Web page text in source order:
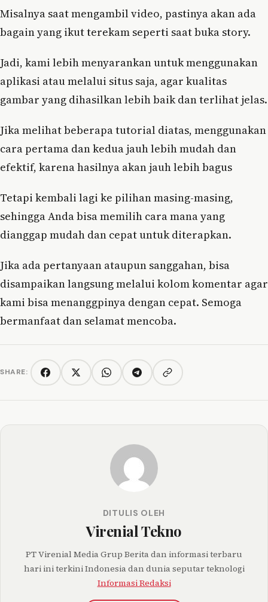
Misalnya saat mengambil video, pastinya akan ada
bagain yang ikut terekam seperti saat buka story.
Jadi, kami lebih menyarankan untuk menggunakan
aplikasi atau melalui situs saja, agar kualitas
gambar yang dihasilkan lebih baik dan terlihat jelas.
Jika melihat beberapa tutorial diatas, menggunakan
cara pertama dan kedua jauh lebih mudah dan
efektif, karena hasilnya akan jauh lebih bagus
Tetapi kembali lagi ke pilihan masing-masing,
sehingga Anda bisa memilih cara mana yang
dianggap mudah dan cepat untuk diterapkan.
Jika ada pertanyaan ataupun sanggahan, bisa
disampaikan langsung melalui kolom komentar agar
kami bisa menanggpinya dengan cepat. Semoga
bermanfaat dan selamat mencoba.
SHARE: FacebookTwitter/XWhatsAppTelegramCopy link
DITULIS OLEH
Virenial Tekno
PT Virenial Media Grup Berita dan informasi terbaru
hari ini terkini Indonesia dan dunia seputar teknologi
Informasi Redaksi